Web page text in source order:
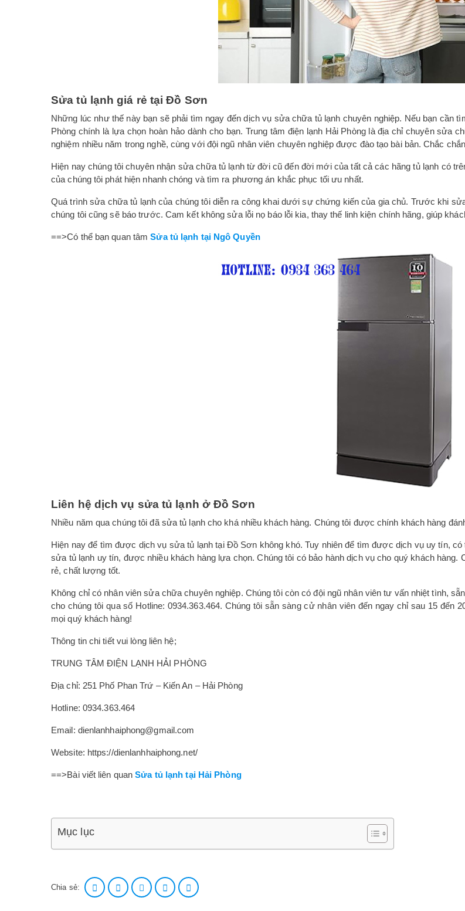
Sửa tủ lạnh giá rẻ tại Đồ Sơn
Những lúc như thế này bạn sẽ phải tìm ngay đến dịch vụ sửa chữa tủ lạnh chuyên nghiệp. Nếu bạn cần
Phòng chính là lựa chọn hoàn hảo dành cho bạn. Trung tâm điện lạnh Hải Phòng là địa chỉ chuyên sửa
nghiệm nhiều năm trong nghề, cùng với đội ngũ nhân viên chuyên nghiệp được đào tạo bài bản. Chắc
Hiện nay chúng tôi chuyên nhận sửa chữa tủ lạnh từ đời cũ đến đời mới của tất cả các hãng tủ lạnh có
của chúng tôi phát hiện nhanh chóng và tìm ra phương án khắc phục tối ưu nhất.
Quá trình sửa chữa tủ lạnh của chúng tôi diễn ra công khai dưới sự chứng kiến của gia chủ. Trước khi
chúng tôi cũng sẽ báo trước. Cam kết không sửa lỗi nọ báo lỗi kia, thay thế linh kiện chính hãng, giúp
==>Có thể bạn quan tâmSửa tủ lạnh tại Ngô Quyền
Liên hệ dịch vụ sửa tủ lạnh ở Đồ Sơn
Nhiều năm qua chúng tôi đã sửa tủ lạnh cho khá nhiều khách hàng. Chúng tôi được chính khách hàng
Hiện nay để tìm được dịch vụ sửa tủ lạnh tại Đồ Sơn không khó. Tuy nhiên để tìm được dịch vụ uy tín,
sửa tủ lạnh uy tín, được nhiều khách hàng lựa chọn. Chúng tôi có bảo hành dịch vụ cho quý khách
rẻ, chất lượng tốt.
Không chỉ có nhân viên sửa chữa chuyên nghiệp. Chúng tôi còn có đội ngũ nhân viên tư vấn nhiệt tình,
cho chúng tôi qua số Hotline: 0934.363.464. Chúng tôi sẵn sàng cử nhân viên đến ngay chỉ sau 15 đến
mọi quý khách hàng!
Thông tin chi tiết vui lòng liên hệ;
TRUNG TÂM ĐIỆN LẠNH HẢI PHÒNG
Địa chỉ: 251 Phố Phan Trứ – Kiến An – Hải Phòng
Hotline: 0934.363.464
Email: dienlanhhaiphong@gmail.com
Website: https://dienlanhhaiphong.net/
==>Bài viết liên quanSửa tủ lạnh tại Hải Phòng
Mục lục
Chia sẻ: